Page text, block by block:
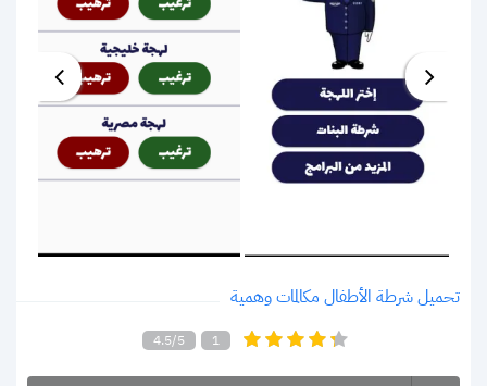
تحميل شرطة الأطفال مكالمات وهمية
4.5/5 1